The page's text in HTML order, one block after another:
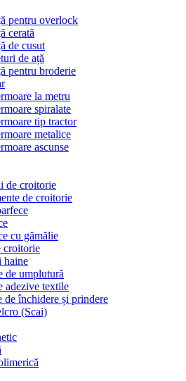
pentru overlock
cerată
de cusut
de ață
pentru broderie
la metru
spiralate
tip tractor
metalice
ascunse
de croitorie
de croitorie
cu gămălie
croitorie
haine
de umplutură
adezive textile
de închidere și prindere
(Scai)